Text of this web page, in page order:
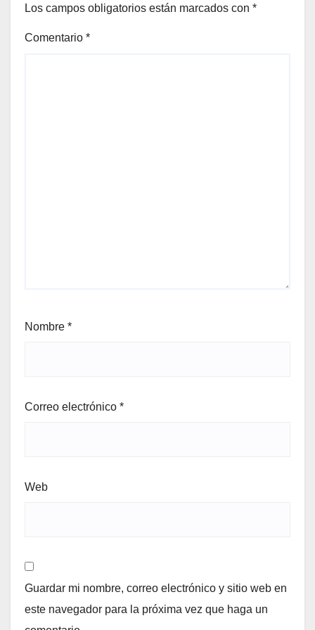
Los campos obligatorios están marcados con *
Comentario *
Nombre *
Correo electrónico *
Web
Guardar mi nombre, correo electrónico y sitio web en
este navegador para la próxima vez que haga un